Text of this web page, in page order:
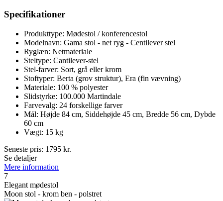
Specifikationer
Produkttype: Mødestol / konferencestol
Modelnavn: Gama stol - net ryg - Centilever stel
Ryglæn: Netmateriale
Steltype: Cantilever-stel
Stel-farver: Sort, grå eller krom
Stoftyper: Berta (grov struktur), Era (fin vævning)
Materiale: 100 % polyester
Slidstyrke: 100.000 Martindale
Farvevalg: 24 forskellige farver
Mål: Højde 84 cm, Siddehøjde 45 cm, Bredde 56 cm, Dybde
60 cm
Vægt: 15 kg
Seneste pris: 1795 kr.
Se detaljer
Mere information
7
Elegant mødestol
Moon stol - krom ben - polstret